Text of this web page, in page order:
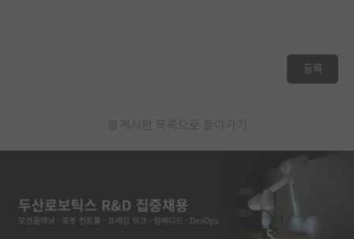
등록
게시판 목록으로 돌아가기